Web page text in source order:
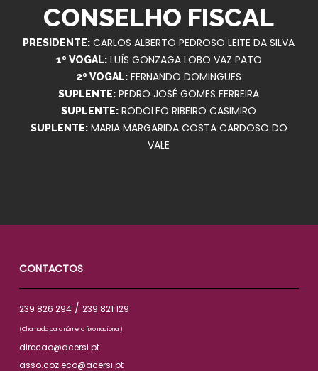
CONSELHO FISCAL
PRESIDENTE: CARLOS ALBERTO PEDROSO LEITE DA SILVA
1º VOGAL:LUÍS GONZAGA LOBO VAZ PATO
2º VOGAL: FERNANDO DOMINGUES
SUPLENTE: PEDRO JOSÉ GOMES FERREIRA
SUPLENTE: RODOLFO RIBEIRO CASIMIRO
SUPLENTE:MARIA MARGARIDA COSTA CARDOSO DO
VALE
CONTACTOS
239 826 294/ 239 821 129
(Chamada para número fixo nacional)
direcao@acersi.pt
asso.coz.eco@acersi.pt